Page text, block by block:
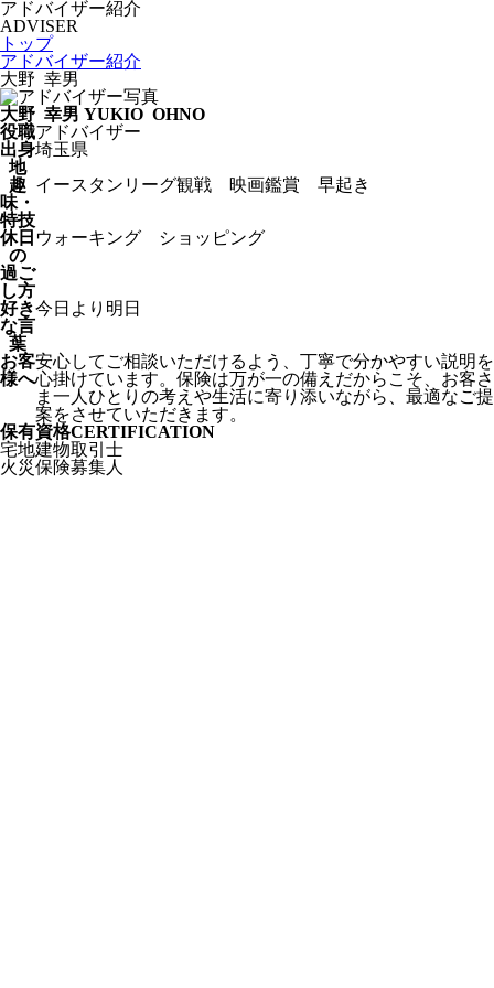
アドバイザー紹介
ADVISER
トップ
アドバイザー紹介
大野 幸男
大野 幸男 YUKIO OHNO
役職アドバイザー
出身
地
埼玉県
趣
味 ・
特技
イースタンリーグ観戦 映画鑑賞 早起き
休日
の
過ご
し方
ウォーキング ショッピング
好き
な言
葉
今日より明日
お客
様へ
安心してご相談いただけるよう、丁寧で分かやすい説明を
心掛けています。保険は万が一の備えだからこそ、お客さ
ま一人ひとりの考えや生活に寄り添いながら、最適なご提
案をさせていただきます。
保有資格CERTIFICATION
宅地建物取引士
火災保険募集人